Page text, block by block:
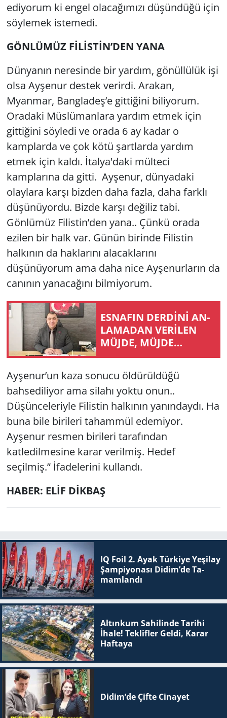
ediyorum ki engel olacağımızı düşündüğü için
söylemek istemedi.
GÖNLÜMÜZ FİLİSTİN’DEN YANA
Dünyanın neresinde bir yardım, gönüllülük işi
olsa Ayşenur destek verirdi. Arakan,
Myanmar, Bangladeş’e gittiğini biliyorum.
Oradaki Müslümanlara yardım etmek için
gittiğini söyledi ve orada 6 ay kadar o
kamplarda ve çok kötü şartlarda yardım
etmek için kaldı. İtalya'daki mülteci
kamplarına da gitti. Ayşenur, dünyadaki
olaylara karşı bizden daha fazla, daha farklı
düşünüyordu. Bizde karşı değiliz tabi.
Gönlümüz Filistin’den yana.. Çünkü orada
ezilen bir halk var. Günün birinde Filistin
halkının da haklarını alacaklarını
düşünüyorum ama daha nice Ayşenurların da
canının yanacağını bilmiyorum.
ES­NA­FIN DERDİNİ AN­
LA­MA­DAN VERİLEN
MÜJDE, MÜJDE
DEĞİLDİR!
Ayşenur’un kaza sonucu öldürüldüğü
bahsediliyor ama silahı yoktu onun..
Düşünceleriyle Filistin halkının yanındaydı. Ha
buna bile birileri tahammül edemiyor.
Ayşenur resmen birileri tarafından
katledilmesine karar verilmiş. Hedef
seçilmiş.” İfadelerini kullandı.
HABER: ELİF DİKBAŞ
IQ Foil 2. Ayak Tür­ki­ye Ye­şi­lay
Şam­pi­yo­na­sı Didim’de Ta­
mam­lan­dı
Altınkum Sahilinde Tarihi
İhale! Teklifler Geldi, Karar
Haftaya
Didim’de Çifte Ci­na­yet